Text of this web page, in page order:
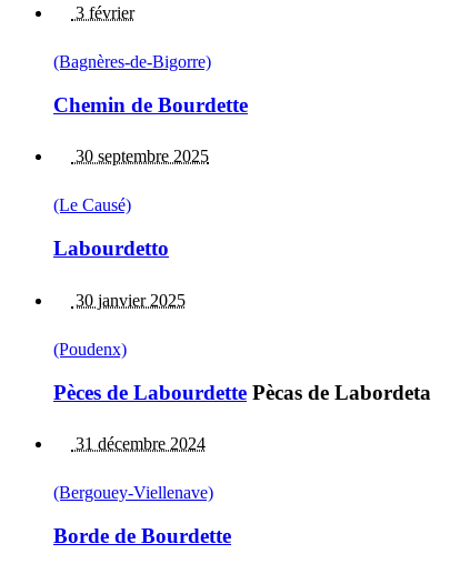
3 février
(Bagnères-de-Bigorre)
Chemin de Bourdette
30 septembre 2025
(Le Causé)
Labourdetto
30 janvier 2025
(Poudenx)
Pèces de Labourdette Pècas de Labordeta
31 décembre 2024
(Bergouey-Viellenave)
Borde de Bourdette